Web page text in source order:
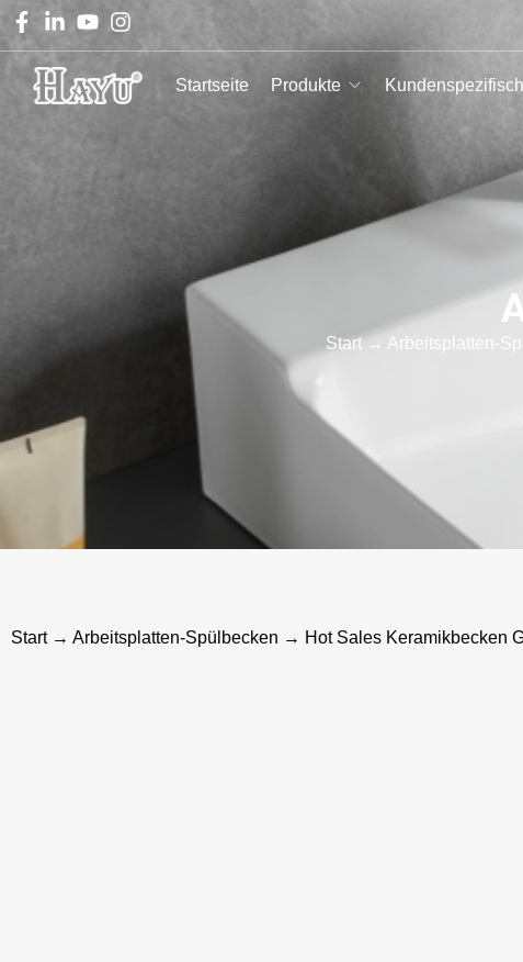
Startseite Produkte
Start→ Arbeitsplatten-
Start→ Arbeitsplatten-Spülbecken → Hot Sales Keramikbecken